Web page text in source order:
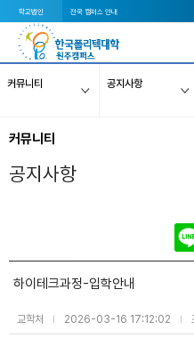
학교법인 전국 캠퍼스 안내
커뮤니티 공지사항
커뮤니티
공지사항
하이테크과정-입학안내
교학처 | 2026-03-16 17:12:02 |